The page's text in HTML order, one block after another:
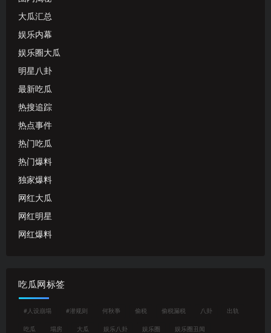
大瓜汇总
娱乐内幕
娱乐圈大瓜
明星八卦
最新吃瓜
热搜追踪
热点事件
热门吃瓜
热门爆料
独家爆料
网红大瓜
网红明星
网红爆料
吃瓜网标签
#人设崩塌 #潜规则 何秋亊 偷税 偷税漏税 八卦 出轨
吃瓜 塌房 大瓜 娱乐八卦 娱乐圈 娱乐圈丑闻